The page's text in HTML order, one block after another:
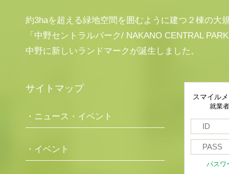
約3haを超える緑地空間を囲むように建つ２棟の大
「中野セントラルパーク/ NAKANO CENTRAL
中野に新しいランドマークが誕生しました。
サイトマップ
・ニュース・イベント
・イベント
スマイル
就業
パスワ